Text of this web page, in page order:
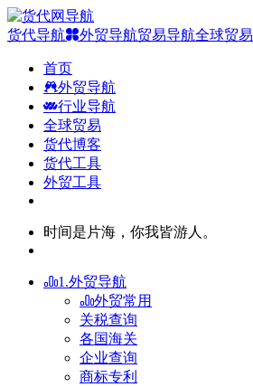
货代导航 外贸导航贸易导航全球贸易
首页
外贸导航
行业导航
全球贸易
货代博客
货代工具
外贸工具
时间是片海，你我皆游人。
1.外贸导航
外贸常用
关税查询
各国海关
企业查询
商标专利